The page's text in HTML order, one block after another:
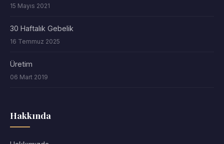
15 Mayıs 2021
30 Haftalık Gebelik
16 Temmuz 2025
Üretim
06 Mart 2019
Hakkında